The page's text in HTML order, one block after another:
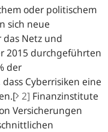
oder politischem
sich neue
Netz und
2015 durchgeführten
der
Cyberrisiken eine
2] Finanzinstitute
Versicherungen